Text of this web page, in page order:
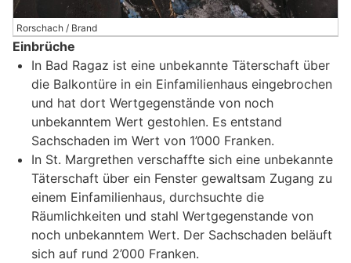
Rorschach / Brand
Einbrüche
In Bad Ragaz ist eine unbekannte Täterschaft über
die Balkontüre in ein Einfamilienhaus eingebrochen
und hat dort Wertgegenstände von noch
unbekanntem Wert gestohlen. Es entstand
Sachschaden im Wert von 1’000 Franken.
In St. Margrethen verschaffte sich eine unbekannte
Täterschaft über ein Fenster gewaltsam Zugang zu
einem Einfamilienhaus, durchsuchte die
Räumlichkeiten und stahl Wertgegenstande von
noch unbekanntem Wert. Der Sachschaden beläuft
sich auf rund 2’000 Franken.